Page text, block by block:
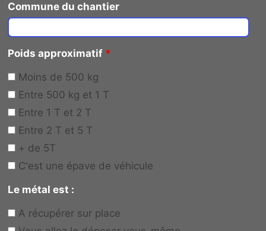
Commune du chantier
Poids approximatif *
Moins de 500 kg
Entre 500 kg et 1 T
Entre 1 T et 2 T
Entre 2 T et 5 T
+ de 5T
C'est une épave de véhicule
Le métal est :
A récupérer sur place